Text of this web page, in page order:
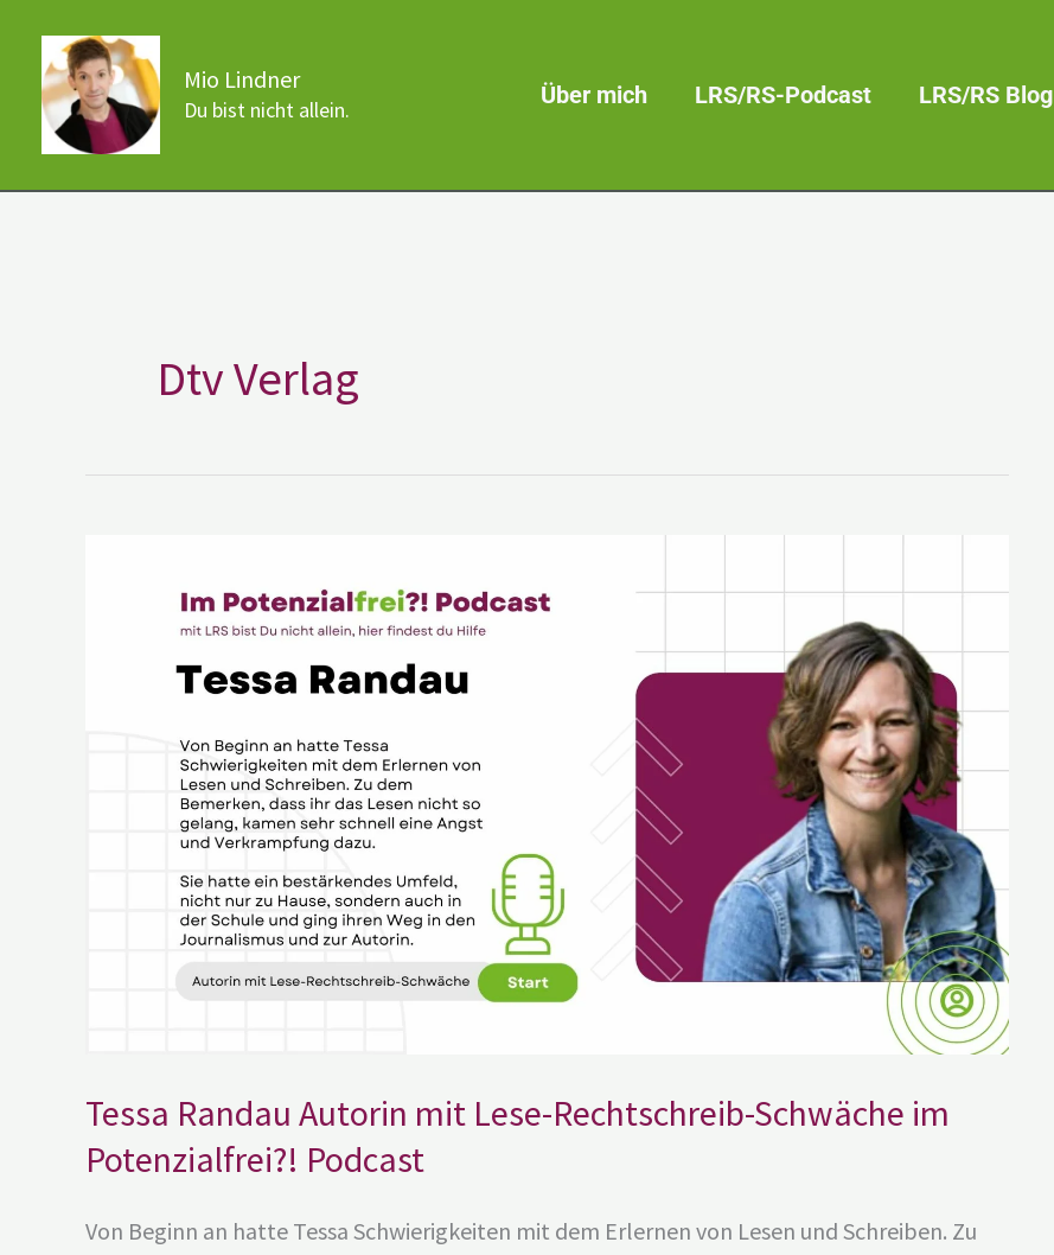
Inhalt
springen
Mio Lindner
Du bist nicht allein. Über mich LRS/RS-Podcast LRS/RS Blog
Dtv Verlag
Tessa Randau Autorin mit Lese-Rechtschreib-Schwäche im
Potenzialfrei?! Podcast
Von Beginn an hatte Tessa Schwierigkeiten mit dem Erlernen von Lesen und Schreiben. Zu
Rechtschreib-
Potenzialfrei?!